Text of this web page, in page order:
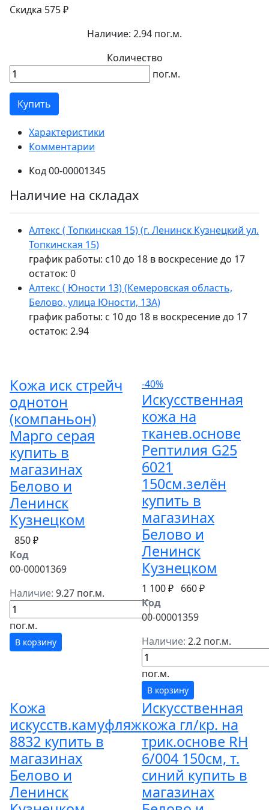
Скидка 575 ₽
Наличие: 2.94 пог.м.
Количество
пог.м.
Купить
Характеристики
Комментарии
Код00-00001345
Наличие на складах
Алтекс ( Топкинская 15) (г. Ленинск Кузнецкий ул.
Топкинская 15)
график работы: с10 до 18 в воскресение до 17
остаток: 0
Алтекс ( Юности 13) (Кемеровская область,
Белово, улица Юности, 13А)
график работы: с 10 до 18 в воскресение до 17
остаток: 2.94
Кожа иск стрейч
однотон
(компаньон)
Марго серая
купить в
магазинах
Белово и
Ленинск
Кузнецком
850 ₽
Код
00-00001369
Наличие: 9.27 пог.м.
пог.м.
В корзину
-40%
Искусственная
кожа на
тканев.основе
Рептилия G25
6021
150см.зелён
купить в
магазинах
Белово и
Ленинск
Кузнецком
1 100 ₽ 660 ₽
Код
00-00001359
Наличие: 2.2 пог.м.
пог.м.
В корзину
Кожа
искусств.камуфляж
8832 купить в
магазинах
Белово и
Ленинск
Искусственная
кожа гл/кр. на
трик.основе RH
6/004 150см, т.
синий купить в
магазинах